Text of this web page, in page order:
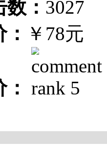
： 3027
￥78元